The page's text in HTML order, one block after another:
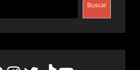
Buscar